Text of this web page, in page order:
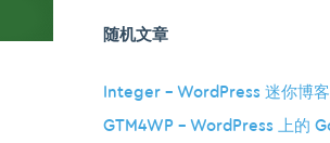
随机文章
Integer – WordPress 迷你博
GTM4WP – WordPress 上的